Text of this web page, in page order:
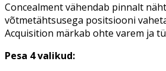
Concealment vähendab pinnalt
võtmetähtsusega positsiooni
Acquisition märkab ohte varem ja
Pesa 4 valikud: